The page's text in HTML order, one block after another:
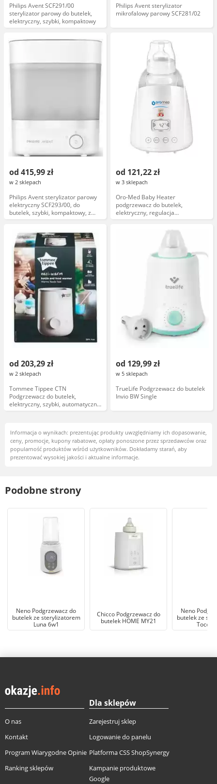
Philips Avent SCF291/00
sterylizator parowy do butelek,
elektryczny, szybki, kompaktowy
Philips Avent sterylizator
mikrofalowy parowy SCF281/02
od 415,99 zł
w 2 sklepach
Philips Avent sterylizator parowy
elektryczny SCF293/00, do
butelek, szybki, kompaktowy, z
funkcją automatycznego
od 121,22 zł
w 3 sklepach
Oro-Med Baby Heater
podgrzewacz do butelek,
elektryczny, regulacja
temperatury, kompatybilny z
butelkami 150-330 ml
od 203,29 zł
w 2 sklepach
Tommee Tippee CTN
Podgrzewacz do butelek,
elektryczny, szybki, automatyczny,
kompatybilny z butelkami 150-330
od 129,99 zł
w 5 sklepach
TrueLife Podgrzewacz do butelek
Invio BW Single
Informacja o wynikach: prezentując produkty uwzględniamy ich dopasowanie,
ceny, promocje, kupony rabatowe, opłaty ponoszone przez sprzedawców oraz
popularność produktów wśród użytkowników. Dokładamy starań, aby
prezentować wysokiej jakości i aktualne informacje.
Podobne strony
Neno Podgrzewacz do
butelek ze sterylizatorem
Luna 6w1
Chicco Podgrzewacz do
butelek HOME MY21
Neno
butelek ze
Tocco
O nas
Kontakt
Program Wiarygodne Opinie
Ranking sklepów
Dla sklepów
Zarejestruj sklep
Logowanie do panelu
Platforma CSS ShopSynergy
Kampanie produktowe
Google